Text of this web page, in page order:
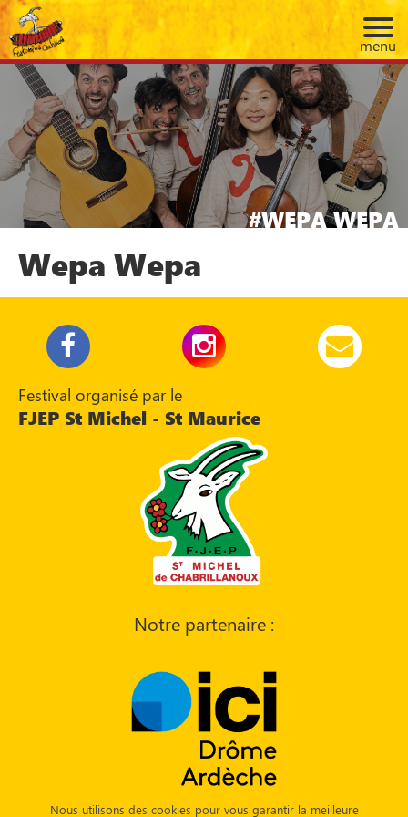
menu
WEPA WEPA
Wepa Wepa
Nous utilisons des cookies pour vous garantir la meilleure
Festival organisé par le
FJEP St Michel - St Maurice
Notre partenaire :